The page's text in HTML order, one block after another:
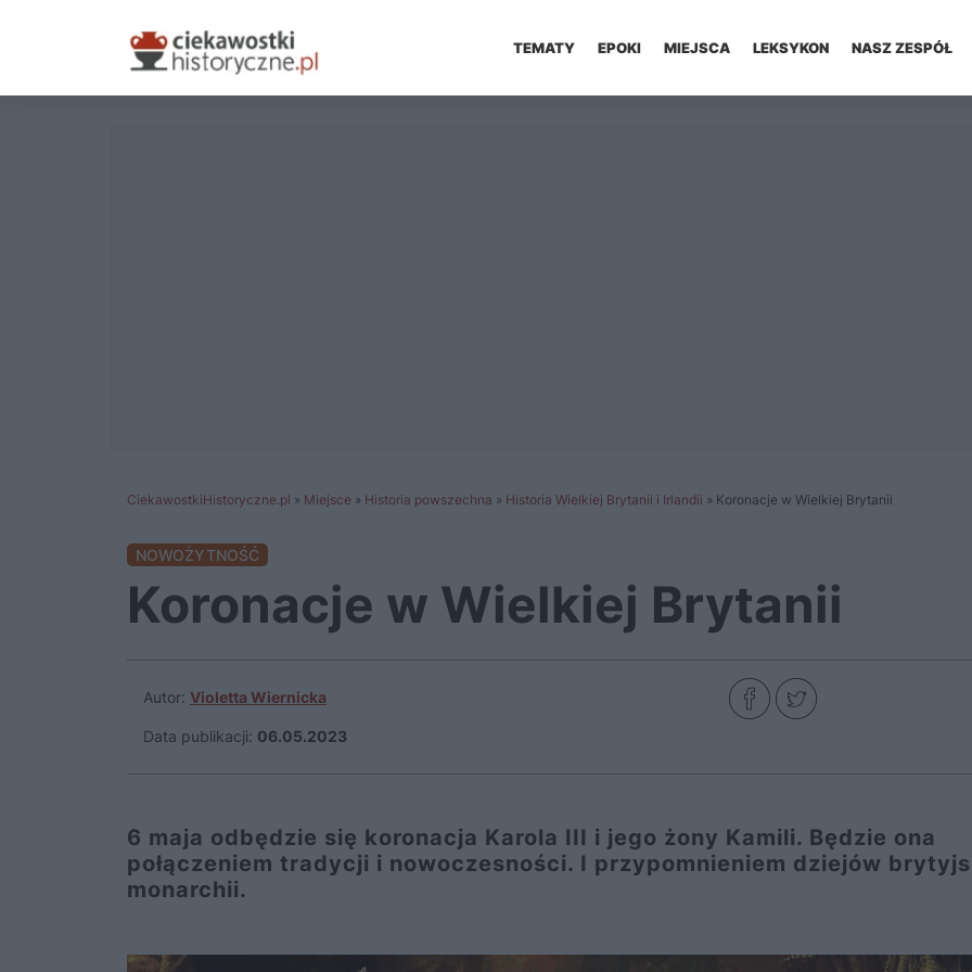
TEMATY EPOKI MIEJSCA LEKSYKON NASZ ZESPÓŁ
CiekawostkiHistoryczne.pl » Miejsce » Historia powszechna » Historia Wielkiej Brytanii i Irlandii » Koronacje w Wielkiej Brytanii
NOWOŻYTNOŚĆ
Koronacje w Wielkiej Brytanii
Autor: Violetta Wiernicka
Data publikacji: 06.05.2023
6 maja odbędzie się koronacja Karola III i jego żony Kamili. Będzie ona
połączeniem tradycji i nowoczesności. I przypomnieniem dziejów
monarchii.